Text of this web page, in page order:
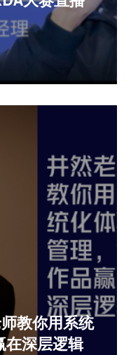
教你用系统
在深层逻辑